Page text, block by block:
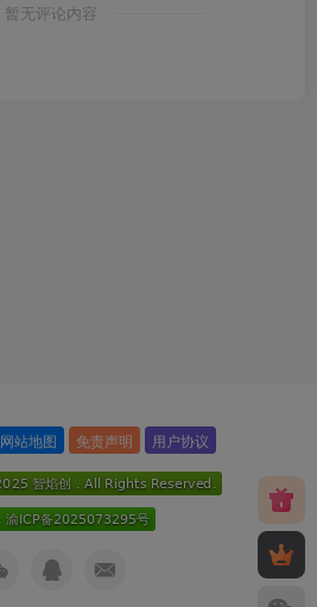
暂无评论内容
网站地图 免责声明 用户协议